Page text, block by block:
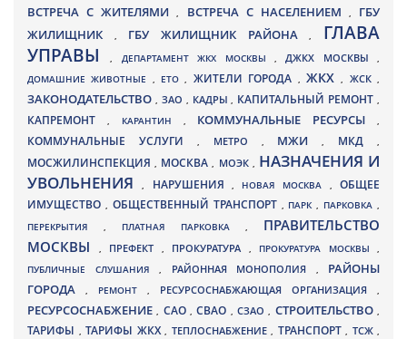
ВСТРЕЧА С ЖИТЕЛЯМИ, ВСТРЕЧА С НАСЕЛЕНИЕМ , ГБУ
ЖИЛИЩНИК
, ГБУ ЖИЛИЩНИК РАЙОНА, ГЛАВА
УПРАВЫ, ДЕПАРТАМЕНТ ЖКХ МОСКВЫ ,ДЖКХ МОСКВЫ ,
ДОМАШНИЕ ЖИВОТНЫЕ , ЕТО, ЖИТЕЛИ ГОРОДА , ЖКХ, ЖСК,
ЗАКОНОДАТЕЛЬСТВО , ЗАО , КАДРЫ, КАПИТАЛЬНЫЙ РЕМОНТ ,
КАПРЕМОНТ , КАРАНТИН , КОММУНАЛЬНЫЕ РЕСУРСЫ,
КОММУНАЛЬНЫЕ УСЛУГИ , МЕТРО , МЖИ, МКД ,
МОСЖИЛИНСПЕКЦИЯ, МОСКВА , МОЭК , НАЗНАЧЕНИЯ И
УВОЛЬНЕНИЯ, НАРУШЕНИЯ , НОВАЯ МОСКВА ,ОБЩЕЕ
ИМУЩЕСТВО , ОБЩЕСТВЕННЫЙ ТРАНСПОРТ , ПАРК, ПАРКОВКА ,
ПЕРЕКРЫТИЯ , ПЛАТНАЯ ПАРКОВКА , ПРАВИТЕЛЬСТВО
МОСКВЫ
, ПРЕФЕКТ , ПРОКУРАТУРА , ПРОКУРАТУРА МОСКВЫ ,
ПУБЛИЧНЫЕ СЛУШАНИЯ , РАЙОННАЯ МОНОПОЛИЯ , РАЙОНЫ
ГОРОДА
, РЕМОНТ , РЕСУРСОСНАБЖАЮЩАЯ ОРГАНИЗАЦИЯ ,
РЕСУРСОСНАБЖЕНИЕ, САО,СВАО ,СЗАО, СТРОИТЕЛЬСТВО,
ТАРИФЫ , ТАРИФЫ ЖКХ , ТЕПЛОСНАБЖЕНИЕ , ТРАНСПОРТ , ТСЖ ,